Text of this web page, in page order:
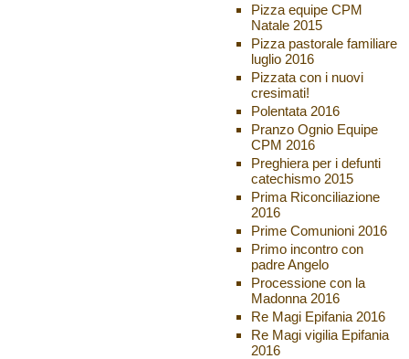
Pizza equipe CPM
Natale 2015
Pizza pastorale familiare
luglio 2016
Pizzata con i nuovi
cresimati!
Polentata 2016
Pranzo Ognio Equipe
CPM 2016
Preghiera per i defunti
catechismo 2015
Prima Riconciliazione
2016
Prime Comunioni 2016
Primo incontro con
padre Angelo
Processione con la
Madonna 2016
Re Magi Epifania 2016
Re Magi vigilia Epifania
2016